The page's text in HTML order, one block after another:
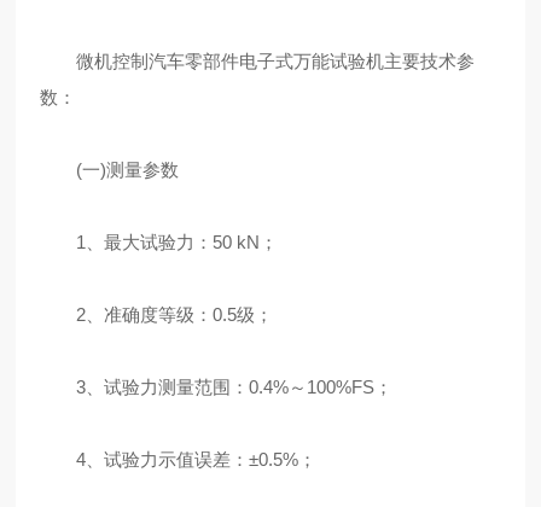
微机控制汽车零部件电子式万能试验机主要技术参
数：
(一)测量参数
1、最大试验力：50 kN；
2、准确度等级：0.5级；
3、试验力测量范围：0.4%～100%FS；
4、试验力示值误差：±0.5%；